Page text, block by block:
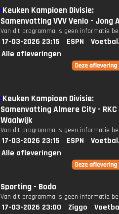
Keuken Kampioen Divisie:
Samenvatting VVV Venlo - Jong
Van dit programma is geen informatie
17-03-2026 23:15 ESPN
Alle afleveringen
Keuken Kampioen Divisie:
Samenvatting Almere City - RKC
Waalwijk
Van dit programma is geen informatie
17-03-2026 23:15 ESPN
Alle afleveringen
Sporting - Bodo
Van dit programma is geen informatie
17-03-2026 23:00 Ziggo